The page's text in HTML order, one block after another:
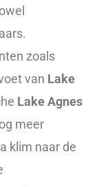
zoals
van Lake
Lake Agnes
meer
klim naar de